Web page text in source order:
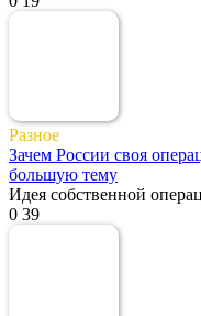
Разное
Зачем России своя
большую тему
Идея собственной
0 39